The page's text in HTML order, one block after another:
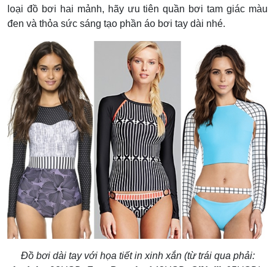
loại đồ bơi hai mảnh, hãy ưu tiên quần bơi tam giác màu
đen và thỏa sức sáng tạo phần áo bơi tay dài nhé.
Đồ bơi dài tay với họa tiết in xinh xắn (từ trái qua phải: